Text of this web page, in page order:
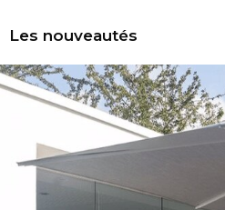
Les nouveautés